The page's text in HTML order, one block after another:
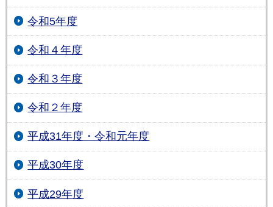
令和5年度
令和４年度
令和３年度
令和２年度
平成31年度・令和元年度
平成30年度
平成29年度